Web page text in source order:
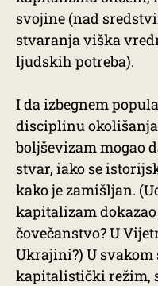
svojine (nad
stvaranja viška
ljudskih potreba).
I da izbegnem
disciplinu
boljševizam mogao
stvar, iako se
kako je zamišljan.
kapitalizam
čovečanstvo? U
Ukrajini?) U
kapitalistički režim,